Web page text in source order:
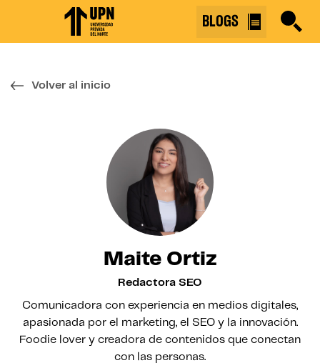
↷
BLOGS
Volver al inicio
Maite Ortiz
Redactora SEO
Comunicadora con experiencia en medios digitales,
apasionada por el marketing, el SEO y la innovación.
Foodie lover y creadora de contenidos que conectan
con las personas.